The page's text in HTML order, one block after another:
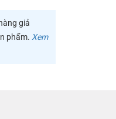
giả
phẩm. Xem